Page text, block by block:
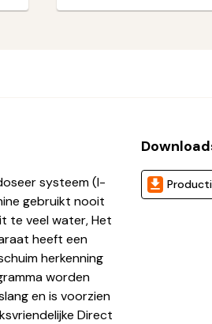
systeem (I-
gebruikt nooit
te veel water, Het
heeft een
herkenning
worden
en is voorzien
Direct